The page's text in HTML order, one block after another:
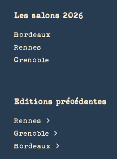
Les salons 2026
Bordeaux
Rennes
Grenoble
Editions précédentes
Rennes
Grenoble
Bordeaux